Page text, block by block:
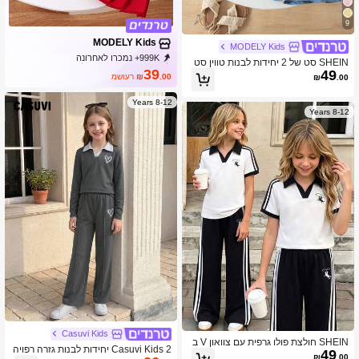
9
MODELY Kids
SHEIN סט של 2 יחידות לבנות טווין סט
פולו ללא שרוולים עם צווארון מנדרינית וח
ולצת ג'ינס סרוגה בקיץ חדש, עם קישוט ל
ז'ואל
₪49.00
8-12 Years
SHEIN חולצת פולו גרפית עם צוואון V ב
סגנון גולף ומכנסיים ארוכים מפוסים לחזר
₪49.00
MODELY Kids
999K+ נמכרו לאחרונה
₪39.00 משוער
8-12 Years
Casuvi Kids
Casuvi Kids 2 יחידות לבנות גזרה רפויה